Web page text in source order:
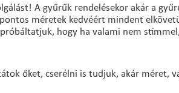
A gyűrűk rendelésekor akár a
méretek kedvéért mindent
hogy ha valami nem
őket, cserélni is tudjuk, akár méret,